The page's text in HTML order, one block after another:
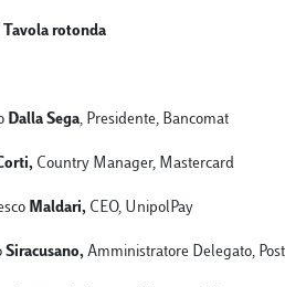
Tavola rotonda
Dalla Sega, Presidente, Bancomat
Country Manager, Mastercard
Maldari, CEO, UnipolPay
Siracusano, Amministratore Delegato,